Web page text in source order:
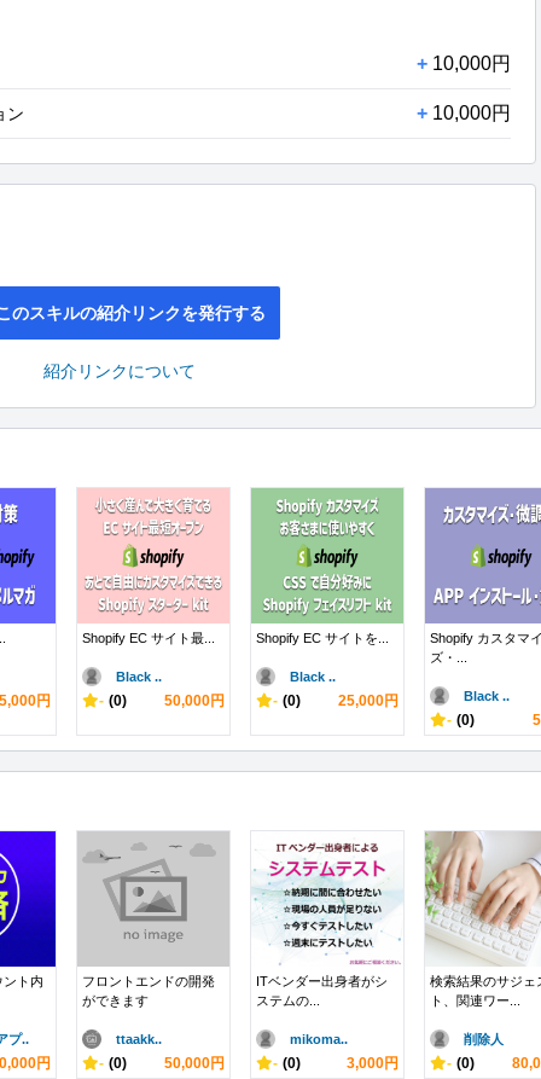
+ 10,000円
ン + 10,000円
のスキルの紹介リンクを発行する
紹介リンクについて
円
Shopify EC サイト最...
Black ..
- (0) 50,000円
Shopify EC サイトを...
Black ..
- (0) 25,000円
Shopify カスタマ
ズ・...
Black ..
- (0)
ント内
プ..
円
フロントエンドの開発
ができます
ttaakk..
- (0) 50,000円
ITベンダー出身者がシ
ステムの...
mikoma..
- (0) 3,000円
検索結果のサジェ
ト、関連ワー...
削除人
- (0)